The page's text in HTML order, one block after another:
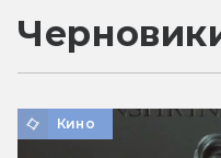
Кино